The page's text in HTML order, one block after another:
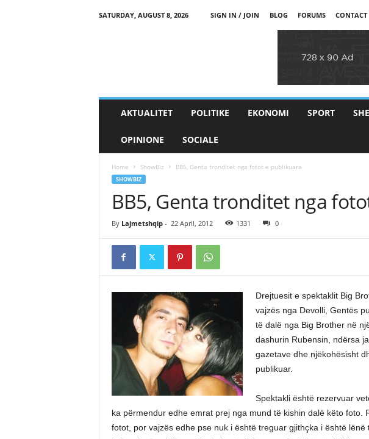
SATURDAY, AUGUST 8, 2026 SIGN IN / JOIN BLOG FORUMS CONTACT
AKTUALITET POLITIKE EKONOMI SPORT
OPINIONE SOCIALE
Home ShowBiz BB5, Genta tronditet nga fotot e publikuara
SHOWBIZ
BB5, Genta tronditet nga
By Lajmetshqip- 22 April, 2012 1331 0
Drejtuesit e spektaklit Big
vajzës nga Devolli, Gentës
të dalë nga Big Brother në
dashurin Rubensin, ndërsa
gazetave dhe njëkohësisht
publikuar.
Spektakli është rezervuar
ka përmendur edhe emrat prej nga mund të kishin dalë këto foto.
fotot, por vajzës edhe pse nuk i është treguar gjithçka i është